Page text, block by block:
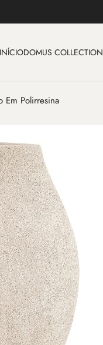
INÍCIODOMUS COLLECTION
Em Polirresina